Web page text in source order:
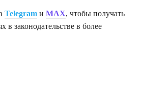
Telegram и MAX, чтобы получать
в законодательстве в более